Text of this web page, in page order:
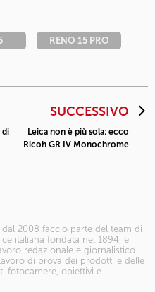
RENO 15 PRO
di
SUCCESSIVO
Leica non è più sola: ecco
Ricoh GR IV Monochrome
2008 faccio parte del team di
italiana fondata nel 1894, e
redazionale e giornalistico
di prova dei prodotti e delle
fotocamere, obiettivi e